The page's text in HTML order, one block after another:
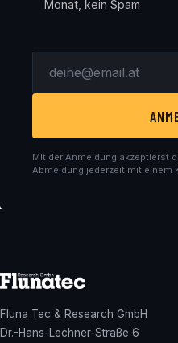
Monat, kein Spam
Mit der Anmeldung akzeptierst
Abmeldung jederzeit mit einem
Fluna Tec & Research GmbH
Dr.-Hans-Lechner-Straße 6